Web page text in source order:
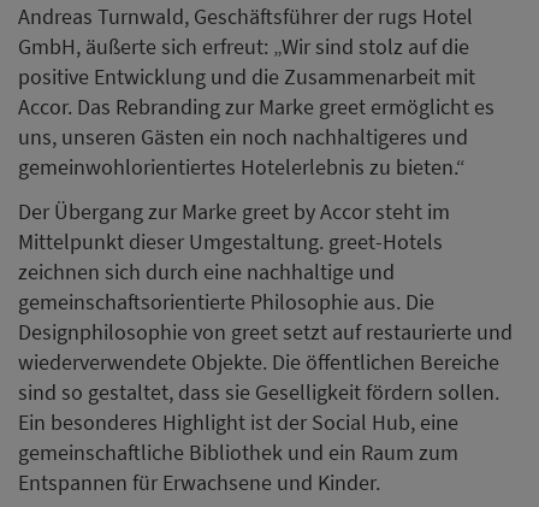
Andreas Turnwald, Geschäftsführer der rugs Hotel
GmbH, äußerte sich erfreut: „Wir sind stolz auf die
positive Entwicklung und die Zusammenarbeit mit
Accor. Das Rebranding zur Marke greet ermöglicht es
uns, unseren Gästen ein noch nachhaltigeres und
gemeinwohlorientiertes Hotelerlebnis zu bieten.“
Der Übergang zur Marke greet by Accor steht im
Mittelpunkt dieser Umgestaltung. greet-Hotels
zeichnen sich durch eine nachhaltige und
gemeinschaftsorientierte Philosophie aus. Die
Designphilosophie von greet setzt auf restaurierte und
wiederverwendete Objekte. Die öffentlichen Bereiche
sind so gestaltet, dass sie Geselligkeit fördern sollen.
Ein besonderes Highlight ist der Social Hub, eine
gemeinschaftliche Bibliothek und ein Raum zum
Entspannen für Erwachsene und Kinder.